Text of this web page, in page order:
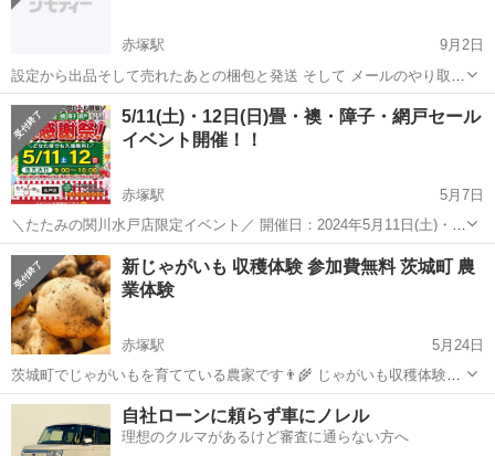
赤塚駅
9月2日
設定から出品そして売れたあとの梱包と発送 そして メールのやり取り
評価 など 教えたり 教えられたり しながら お互いに ワイワイ言いな
がら 経験を積み上げたい 友達が欲しいです。 間違えても また コーヒ
ーを飲...
茨城 水戸市 赤塚駅 その他 物販
5/11(土)・12日(日)畳・襖・障子・網戸セール
イベント開催！！
赤塚駅
5月7日
＼たたみの関川水戸店限定イベント／ 開催日：2024年5月11日(土)・
12日(日) 時 間：9時～16時 会 場：水戸市見和２丁目２３２−５３
駐車場：敷地内に有り 畳が最大40%OFF✨ 襖・障子もお...
茨城 水戸市 赤塚駅 その他 セール
新じゃがいも 収穫体験 参加費無料 茨城町 農
業体験
赤塚駅
5月24日
茨城町でじゃがいもを育てている農家です👨‍🌾 じゃがいも収穫体験を
行います。 ◆時間は1~2時間ほど(それ以上でも可) ◆平日、土日祝、
対応可能です。ご相談ください ⇒3候補ほど日程を用意いただけると
スムーズかと思います。...
茨城 東茨城郡 その他
自社ローンに頼らず車にノレル
理想のクルマがあるけど審査に通らない方へ